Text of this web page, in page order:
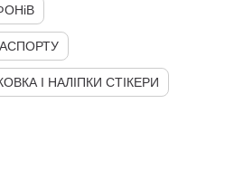
І НАЛІПКИ СТІКЕРИ